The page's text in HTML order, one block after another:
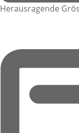
Herausragende